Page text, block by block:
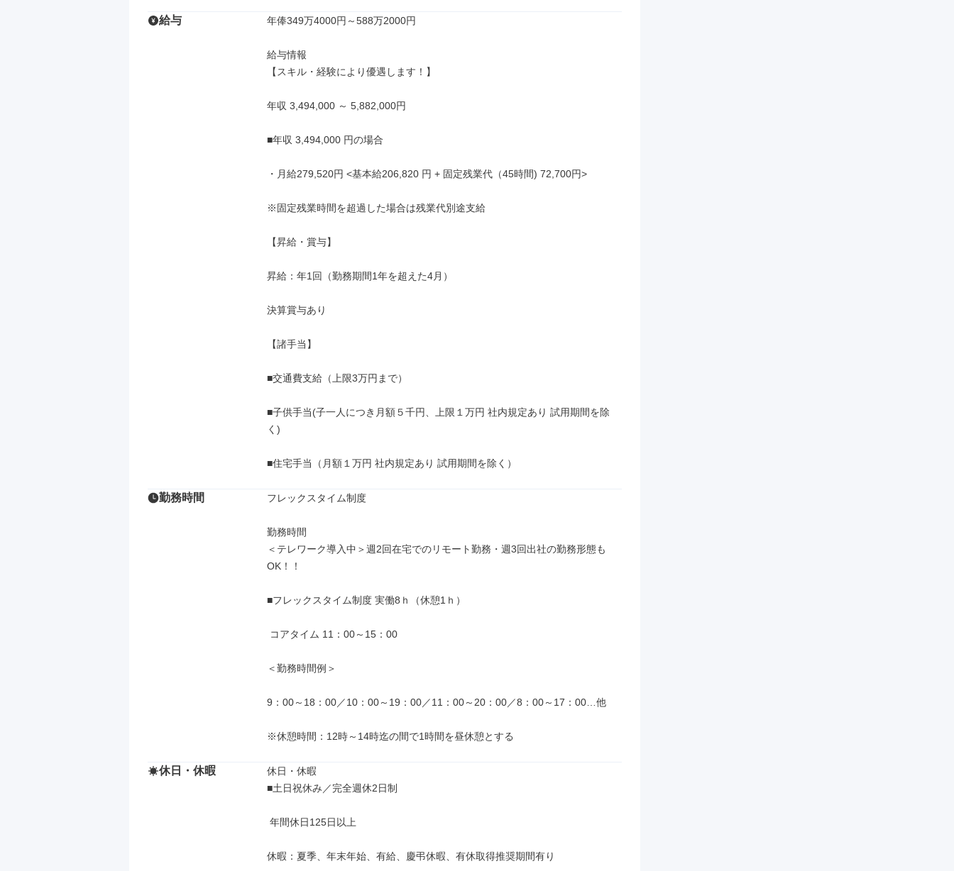
給与 年俸349万4000円～588万2000円
給与情報
【スキル・経験により優遇します！】
年収 3,494,000 ～ 5,882,000円
■年収 3,494,000 円の場合
・月給279,520円 <基本給206,820 円 + 固定残業代（45時間) 72,700円>
※固定残業時間を超過した場合は残業代別途支給
【昇給・賞与】
昇給：年1回（勤務期間1年を超えた4月）
決算賞与あり
【諸手当】
■交通費支給（上限3万円まで）
■子供手当(子一人につき月額５千円、上限１万円 社内規定あり 試用期間を除
く)
■住宅手当（月額１万円 社内規定あり 試用期間を除く）
勤務時間 フレックスタイム制度
勤務時間
＜テレワーク導入中＞週2回在宅でのリモート勤務・週3回出社の勤務形態も
OK！！
■フレックスタイム制度 実働8ｈ（休憩1ｈ）
＜勤務時間例＞
9：00～18：00／10：00～19：00／11：00～20：00／8：00～17：00…他
※休憩時間：12時～14時迄の間で1時間を昼休憩とする
休日・休暇
休日・休暇
■土日祝休み／完全週休2日制
休暇：夏季、年末年始、有給、慶弔休暇、有休取得推奨期間有り